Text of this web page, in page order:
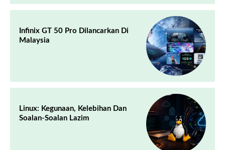
Infinix GT 50 Pro Dilancarkan Di
Malaysia
Linux: Kegunaan, Kelebihan Dan
Soalan-Soalan Lazim